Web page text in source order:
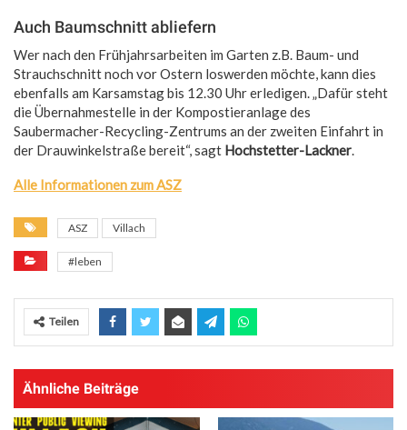
Auch Baumschnitt abliefern
Wer nach den Frühjahrsarbeiten im Garten z.B. Baum- und
Strauchschnitt noch vor Ostern loswerden möchte, kann dies
ebenfalls am Karsamstag bis 12.30 Uhr erledigen. „Dafür steht
die Übernahmestelle in der Kompostieranlage des
Saubermacher-Recycling-Zentrums an der zweiten Einfahrt in
der Drauwinkelstraße bereit“, sagt Hochstetter-Lackner.
Alle Informationen zum ASZ
ASZ Villach
#leben
Teilen
Ähnliche Beiträge